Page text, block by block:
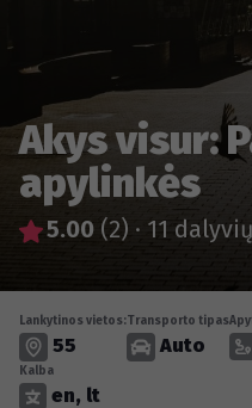
Akys visur:
apylinkės
5.00 (2) · 11 dalyvių
Lankytinos vietos:
55
Transporto tipas
Auto
Kalba
en, lt